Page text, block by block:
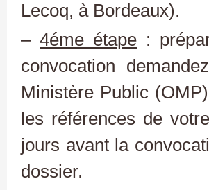
Lecoq, à Bordeaux).
– 4éme étape :
convocation
Ministère Public
les références de
jours avant la
dossier.